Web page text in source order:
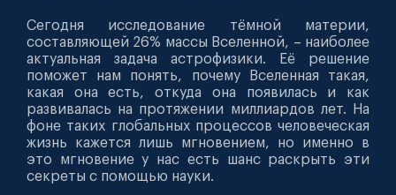
Сегодня исследование тёмной материи,
составляющей 26% массы Вселенной, – наиболее
актуальная задача астрофизики. Её решение
поможет нам понять, почему Вселенная такая,
какая она есть, откуда она появилась и как
развивалась на протяжении миллиардов лет. На
фоне таких глобальных процессов человеческая
жизнь кажется лишь мгновением, но именно в
это мгновение у нас есть шанс раскрыть эти
секреты с помощью науки.